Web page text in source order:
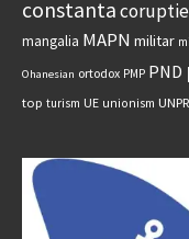
constantacoruptie
mangalia MAPN militar
Ohanesian ortodox PMP PND
top turism UE unionism UNPR